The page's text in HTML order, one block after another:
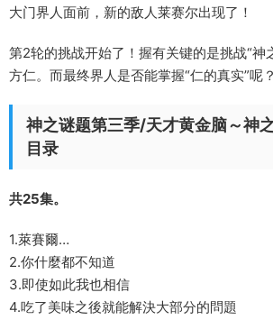
大门界人面前，新的敌人莱赛尔出现了！
第2轮的挑战开始了！握有关键的是挑战“
方仁。而最终界人是否能掌握“仁的真实”呢？
神之谜题第三季/天才黄金脑～神
目录
共25集。
1.萊賽爾…
2.你什麼都不知道
3.即使如此我也相信
4.吃了美味之後就能解決大部分的問題